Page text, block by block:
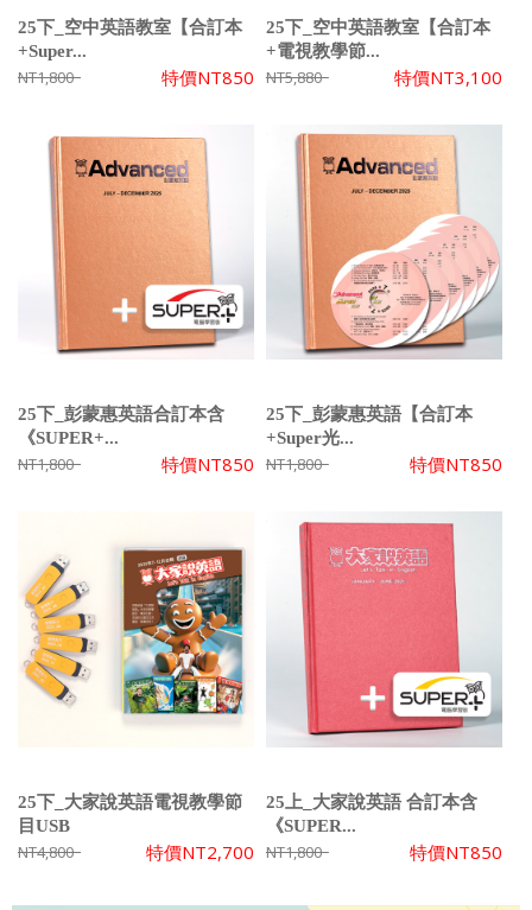
25下_空中英語教室【合訂本
+Super...
NT1,800 特價NT850
25下_空中英語教室【合訂本
+電視教學節...
NT5,880 特價NT3,100
25下_彭蒙惠英語合訂本含
《SUPER+...
NT1,800 特價NT850
25下_彭蒙惠英語【合訂本
+Super光...
NT1,800 特價NT850
25下_大家說英語電視教學節
目USB
NT4,800 特價NT2,700
25上_大家說英語 合訂本含
《SUPER...
NT1,800 特價NT850